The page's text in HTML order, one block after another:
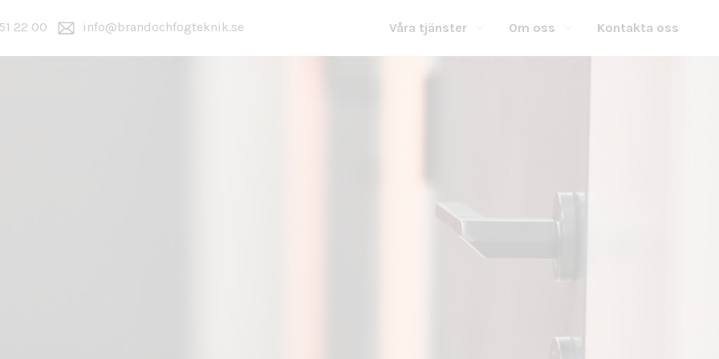
22 00 info@brandochfogteknik.se Våra tjänster Om oss Kontakta oss